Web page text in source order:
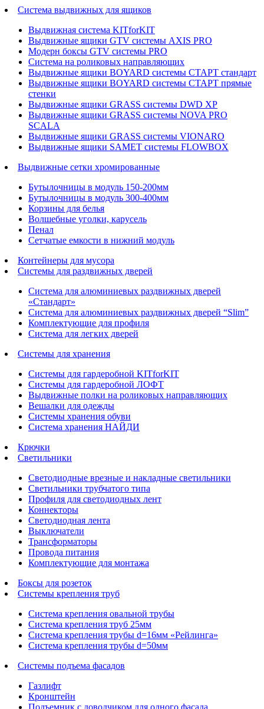
Система выдвижных для ящиков
Выдвижная система KITforKIT
Выдвижные ящики GTV системы AXIS PRO
Модерн боксы GTV системы PRO
Система на роликовых направляющих
Выдвижные ящики BOYARD системы СТАРТ стандарт
Выдвижные ящики BOYARD системы СТАРТ прямые
стенки
Выдвижные ящики GRASS системы DWD XP
Выдвижные ящики GRASS системы NOVA PRO
SCALA
Выдвижные ящики GRASS системы VIONARO
Выдвижные ящики SAMET системы FLOWBOX
Выдвижные сетки хромированные
Бутылочницы в модуль 150-200мм
Бутылочницы в модуль 300-400мм
Корзины для белья
Волшебные уголки, карусель
Пенал
Cетчатые емкости в нижний модуль
Контейнеры для мусора
Системы для раздвижных дверей
Система для алюминиевых раздвижных дверей
«Стандарт»
Система для алюминиевых раздвижных дверей “Slim”
Комплектующие для профиля
Система для легких дверей
Системы для хранения
Системы для гардеробной KITforKIT
Системы для гардеробной ЛОФТ
Выдвижные полки на роликовых направляющих
Вешалки для одежды
Системы хранения обуви
Система хранения НАЙДИ
Крючки
Светильники
Светодиодные врезные и накладные светильники
Светильники трубчатого типа
Профиля для светодиодных лент
Коннекторы
Светодиодная лента
Выключатели
Трансформаторы
Провода питания
Комплектующие для монтажа
Боксы для розеток
Системы крепления труб
Система крепления овальной трубы
Система крепления труб 25мм
Система крепления трубы d=16мм «Рейлинга»
Система крепления трубы d=50мм
Системы подъема фасадов
Газлифт
Кронштейн
Подъемник с доводчиком для одного фасада